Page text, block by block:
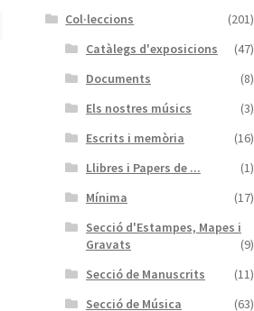
Col·leccions
(201)
Catàlegs d'exposicions
(47)
Documents
(8)
Els nostres músics
(3)
Escrits i memòria
(16)
Llibres i Papers de ...
(1)
Mínima
(17)
Secció d'Estampes, Mapes i
Gravats
(9)
Secció de Manuscrits
(11)
Secció de Música
(63)